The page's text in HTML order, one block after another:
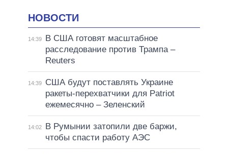
НОВОСТИ
14:39
В США готовят масштабное
расследование против Трампа –
Reuters
14:39
США будут поставлять Украине
ракеты-перехватчики для Patriot
ежемесячно – Зеленский
14:02
В Румынии затопили две баржи,
чтобы спасти работу АЭС